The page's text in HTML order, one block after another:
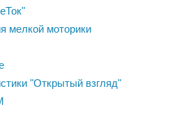
мелкой моторики
"Открытый взгляд"